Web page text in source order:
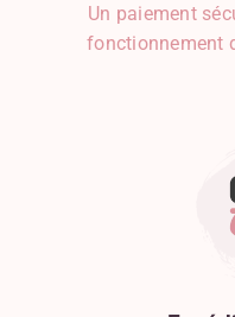
Un paiement
fonctionnement